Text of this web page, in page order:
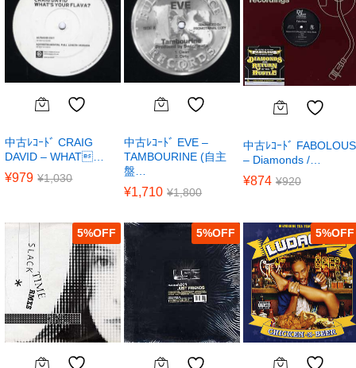
中古ﾚｺｰﾄﾞ CRAIG
DAVID – WHAT…
¥979 ¥1,030
中古ﾚｺｰﾄﾞ EVE –
TAMBOURINE (自主
盤…
¥1,710 ¥1,800
中古ﾚｺｰﾄﾞ FABOLOUS
– Diamonds /…
¥874 ¥920
5% 5% 5%